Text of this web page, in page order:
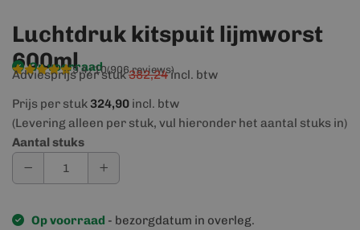
Luchtdruk kitspuit lijmworst
600ml
Op voorraad
9,4/10(906 reviews)
Adviesprijs per stuk382,24incl. btw
Prijs per stuk324,90 incl. btw
(Levering alleen per stuk, vul hieronder het aantal stuks in)
Aantal stuks
Op voorraad - bezorgdatum in overleg.